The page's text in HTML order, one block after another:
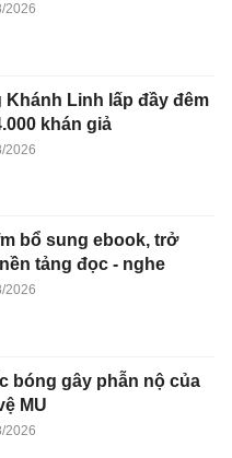
2026
Khánh Linh lấp đầy đêm
khán giả
2026
bổ sung ebook, trở
tảng đọc - nghe
2026
bóng gây phẫn nộ của
MU
2026